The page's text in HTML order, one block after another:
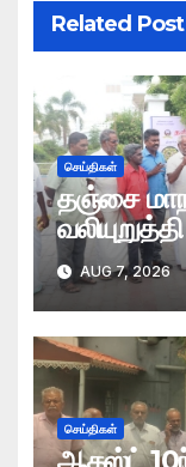
Related Post
செய்திகள்
தஞ்சை
AUG 7, 2026
செய்திகள்
ஆகஸ்ட்